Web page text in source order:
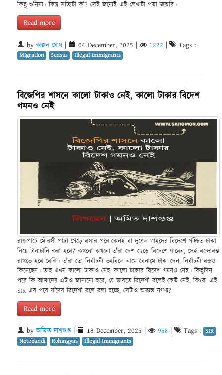
কিছু শুনিনা। কিন্তু সত্যিটা কী? সেই জন্যেই এই লেখাটা পড়া জরুরি।
Read more
byঅঞ্জন ঘোষ 04 December, 2025 1222 Tags :
Migration Sensus Illegal immigrants
বিজেপির শাসনে কালো টাকাও নেই, কালো টাকার বিদেশ
গমনও নেই
রাজপাটে মৌরসী পাট্টা গেড়ে বসার পরে কেনই বা দুধেল গাইদের বিদেশে গচ্ছিত টাকা
নিয়ে টানাটানি করা হবে? কখনো কখনো তাঁরা দেশ ছেড়ে বিদেশে যাবেন, সেই বন্দোবস্ত
রাখতে হবে বৈকি। তাঁরা তো নির্বাচনী তহবিলে নামে বেনামে টাকা দেন, নির্বাচনী বন্ডও
কিনেছেন। তাই এখন কালো টাকাও নেই, কালো টাকার বিদেশ গমনও নেই। কিছুদিন
পরে কি আমাদের এটাও জানানো হবে, যে ভারতে বিদেশী বলেই কেউ নেই, কিংবা এই
SIR এর পরে যাঁদের বিদেশী বলে বলা হচ্ছে, সেটাও অত্যন্ত নগণ্য?
Read more
byঅমিত দাশগুপ্ত 18 December, 2025 958 Tags : SIR
Notebandi
Rohingyas Illegal Immigrants